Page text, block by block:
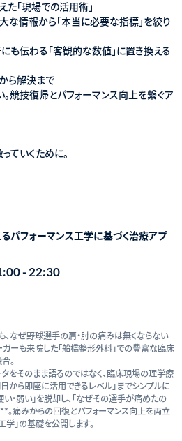
「現場での活用術」
な情報から「本当に必要な指標」を絞り
も伝わる「客観的な数値」に置き換える
ら解決まで
競技復帰とパフォーマンス向上を繋ぐア
ていくために。
パフォーマンス工学に基づく治療アプ
- 22:30
なぜ野球選手の肩・肘の痛みは無くならない
ガーも来院した「船橋整形外科」での豊富な臨床
。
をそのまま語るのではなく、臨床現場の理学療
から即座に活用できるレベル」までシンプルに
・弱い」を脱却し、「なぜその選手が痛めたの
。痛みからの回復とパフォーマンス向上を両立
学」の基礎を公開します。